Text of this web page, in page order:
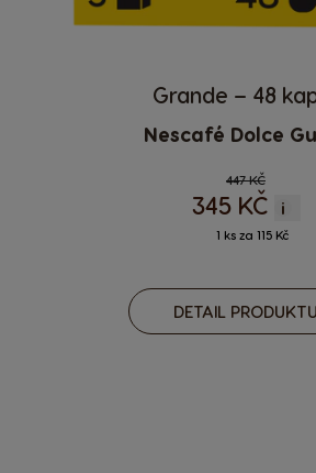
Grande – 48
Nescafé Dolce
Regular
447 KČ
345 KČ i
1 ks za 115 Kč
DETAIL PRODUKTU